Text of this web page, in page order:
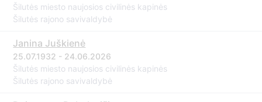
Šilutės miesto naujosios civilinės kapinės
Šilutės rajono savivaldybė
Janina Juškienė
25.07.1932 - 24.06.2026
Šilutės miesto naujosios civilinės kapinės
Šilutės rajono savivaldybė